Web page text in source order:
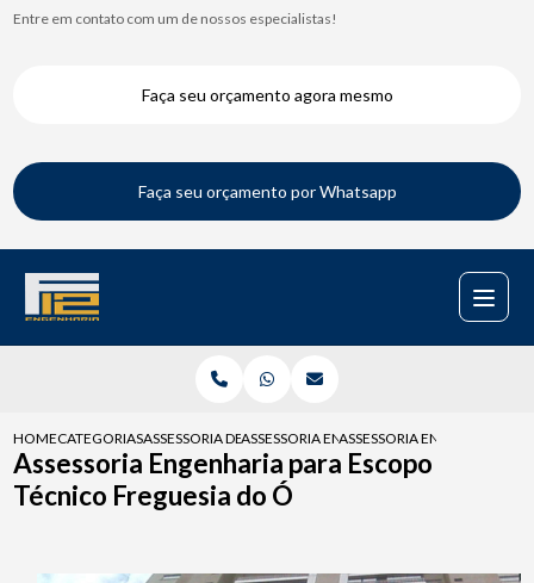
Entre em contato com um de nossos especialistas!
Faça seu orçamento agora mesmo
Faça seu orçamento por Whatsapp
HOMECATEGORIASASSESSORIA DE ENGENHARIAASSESSORIA ENGENHARIA NBR 16280
ASSESSORIA ENGENHARIA
Assessoria Engenharia para Escopo
Técnico Freguesia do Ó